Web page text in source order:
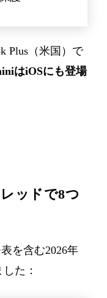
Plus（米国）で
はiOSにも登場
ッドで8つ
を含む2026年
た：